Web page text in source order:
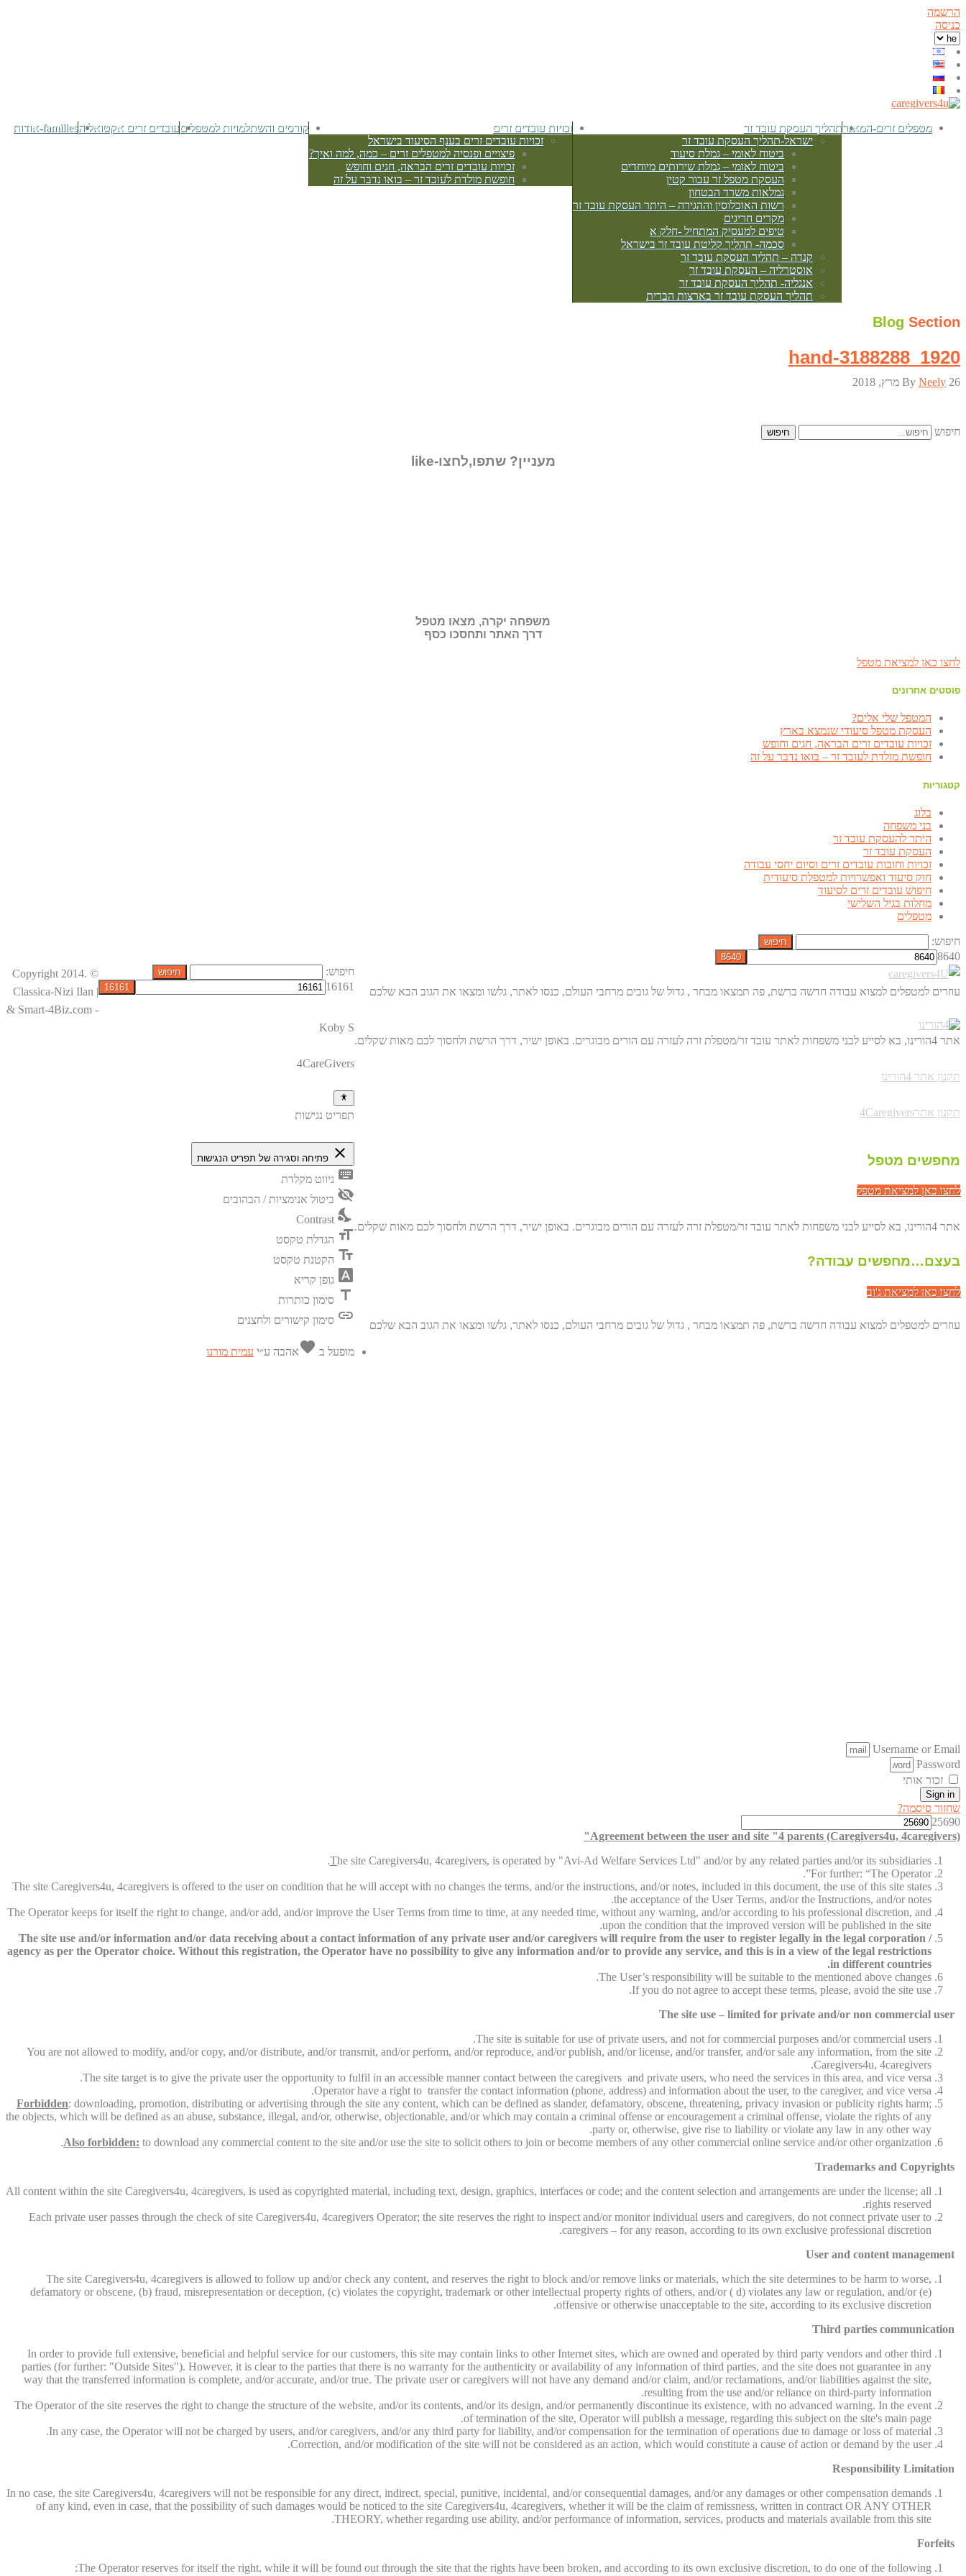
הרשמה
כניסה
מטפלים זרים-המאגרתהליך העסקת עובד זר
ישראל-תהליך העסקת עובד זר
ביטוח לאומי – גמלת סיעוד
ביטוח לאומי – גמלת שירותים מיוחדים
העסקת מטפל זר עבור קטין
גמלאות משרד הבטחון
רשות האוכלוסין וההגירה – היתר העסקת עובד זר
מקרים חריגים
טיפים למעסיק המתחיל -חלק א
סכמה- תהליך קליטת עובד זר בישראל
קנדה – תהליך העסקת עובד זר
אוסטרליה – העסקת עובד זר
אנגליה- תהליך העסקת עובד זר
תהליך העסקת עובד זר בארצות הברית
זכויות עובדים זרים
זכויות עובדים זרים בענף הסיעוד בישראל
פיצויים ופנסיה למטפלים זרים – כמה, למה ואיך?
זכויות עובדים זרים הבראה, חגים וחופש
חופשת מולדת לעובד זר – בואו נדבר על זה
קורסים והשתלמויות למטפליםעובדים זרים אקטואליהfamilies-אודות
Blog Section
hand-3188288_1920
By Neely 26 מרץ, 2018
חיפוש חיפוש
מעניין? שתפו,לחצו-like
משפחה יקרה, מצאו מטפל
דרך האתר ותחסכו כסף
לחצו כאן למציאת מטפל
פוסטים אחרונים
המטפל שלי אלים?
העסקת מטפל סיעודי שנמצא בארץ
זכויות עובדים זרים הבראה, חגים וחופש
חופשת מולדת לעובד זר – בואו נדבר על זה
קטגוריות
בלוג
בני משפחה
היתר להעסקת עובד זר
העסקת עובד זר
זכויות וחובות עובדים זרים וסיום יחסי עבודה
חוק סיעוד ואפשרויות למטפלת סיעודית
חיפוש עובדים זרים לסיעוד
מחלות בגיל השלישי
מטפלים
חיפוש:
8640
עוזרים למטפלים למצוא עבודה חדשה ברשת, פה תמצאו מבחר , גדול של גובים מרחבי העולם, כנסו לאתר, גלשו ומצאו את הגוב הבא שלכם
אתר 4הורינו, בא לסייע לבני משפחות לאתר עובד זר/מטפלת זרה לעזרה עם הורים מבוגרים. באופן ישיר, דרך הרשת ולחסוך לכם מאות שקלים.
תקנון אתר 4הורינו
תקנון אתר4Caregivers
חיפוש:
16161
מחפשים מטפל
לחצו כאן למציאת מטפל
אתר 4הורינו, בא לסייע לבני משפחות לאתר עובד זר/מטפלת זרה לעזרה עם הורים מבוגרים. באופן ישיר, דרך הרשת ולחסוך לכם מאות שקלים.
בעצם…מחפשים עבודה?
לחצו כאן למציאת ג'וב
עוזרים למטפלים למצוא עבודה חדשה ברשת, פה תמצאו מבחר , גדול של גובים מרחבי העולם, כנסו לאתר, גלשו ומצאו את הגוב הבא שלכם
© Copyright 2014.
Classica-Nizi Ilan |
& Smart-4Biz.com -
Koby S
4CareGivers
תפריט נגישות
close פתיחה וסגירה של תפריט הנגישות
keyboard ניווט מקלדת
visibility_off ביטול אנימציות / הבהובים
nights_stay
Contrast
format_size הגדלת טקסט
text_fields הקטנת טקסט
font_download גופן קריא
title סימון כותרות
link סימון קישורים ולחצנים
מופעל ב favoriteאהבה ע״י עמית מורנו
Username or Email
Password
זכור אותי
Sign in
שחזור סיסמה?
25690
Agreement between the user and site "4 parents (Caregivers4u, 4caregivers)"
The site Caregivers4u, 4caregivers, is operated by "Avi-Ad Welfare Services Ltd" and/or by any related parties and/or its subsidiaries.
For further: “The Operator”.
The site Caregivers4u, 4caregivers is offered to the user on condition that he will accept with no changes the terms, and/or the instructions, and/or notes, included in this document, the use of this site states
the acceptance of the User Terms, and/or the Instructions, and/or notes.
The Operator keeps for itself the right to change, and/or add, and/or improve the User Terms from time to time, at any needed time, without any warning, and/or according to his professional discretion, and
upon the condition that the improved version will be published in the site.
The site use and/or information and/or data receiving about a contact information of any private user and/or caregivers will require from the user to register legally in the legal corporation /
agency as per the Operator choice. Without this registration, the Operator have no possibility to give any information and/or to provide any service, and this is in a view of the legal restrictions
in different countries.
The User’s responsibility will be suitable to the mentioned above changes.
If you do not agree to accept these terms, please, avoid the site use.
The site use – limited for private and/or non commercial user
The site is suitable for use of private users, and not for commercial purposes and/or commercial users.
You are not allowed to modify, and/or copy, and/or distribute, and/or transmit, and/or perform, and/or reproduce, and/or publish, and/or license, and/or transfer, and/or sale any information, from the site
Caregivers4u, 4caregivers.
The site target is to give the private user the opportunity to fulfil in an accessible manner contact between the caregivers and private users, who need the services in this area, and vice versa.
Operator have a right to transfer the contact information (phone, address) and information about the user, to the caregiver, and vice versa.
Forbidden: downloading, promotion, distributing or advertising through the site any content, which can be defined as slander, defamatory, obscene, threatening, privacy invasion or publicity rights harm;
the objects, which will be defined as an abuse, substance, illegal, and/or, otherwise, objectionable, and/or which may contain a criminal offense or encouragement a criminal offense, violate the rights of any
party or, otherwise, give rise to liability or violate any law in any other way.
Also forbidden: to download any commercial content to the site and/or use the site to solicit others to join or become members of any other commercial online service and/or other organization.
Trademarks and Copyrights
All content within the site Caregivers4u, 4caregivers, is used as copyrighted material, including text, design, graphics, interfaces or code; and the content selection and arrangements are under the license; all
rights reserved.
Each private user passes through the check of site Caregivers4u, 4caregivers Operator; the site reserves the right to inspect and/or monitor individual users and caregivers, do not connect private user to
caregivers – for any reason, according to its own exclusive professional discretion.
User and content management
The site Caregivers4u, 4caregivers is allowed to follow up and/or check any content, and reserves the right to block and/or remove links or materials, which the site determines to be harm to worse,
defamatory or obscene, (b) fraud, misrepresentation or deception, (c) violates the copyright, trademark or other intellectual property rights of others, and/or ( d) violates any law or regulation, and/or (e)
offensive or otherwise unacceptable to the site, according to its exclusive discretion.
Third parties communication
In order to provide full extensive, beneficial and helpful service for our customers, this site may contain links to other Internet sites, which are owned and operated by third party vendors and other third
parties (for further: "Outside Sites"). However, it is clear to the parties that there is no warranty for the authenticity or availability of any information of third parties, and the site does not guarantee in any
way that the transferred information is complete, and/or accurate, and/or true. The private user or caregivers will not have any demand and/or claim, and/or reclamations, and/or liabilities against the site,
resulting from the use and/or reliance on third-party information.
The Operator of the site reserves the right to change the structure of the website, and/or its contents, and/or its design, and/or permanently discontinue its existence, with no advanced warning. In the event
of termination of the site, Operator will publish a message, regarding this subject on the site's main page.
In any case, the Operator will not be charged by users, and/or caregivers, and/or any third party for liability, and/or compensation for the termination of operations due to damage or loss of material.
Correction, and/or modification of the site will not be considered as an action, which would constitute a cause of action or demand by the user.
Responsibility Limitation
In no case, the site Caregivers4u, 4caregivers will not be responsible for any direct, indirect, special, punitive, incidental, and/or consequential damages, and/or any damages or other compensation demands
of any kind, even in case, that the possibility of such damages would be noticed to the site Caregivers4u, 4caregivers, whether it will be the claim of remissness, written in contract OR ANY OTHER
THEORY, whether regarding use ability, and/or performance of information, services, products and materials available from this site.
Forfeits
The Operator reserves for itself the right, while it will be found out through the site that the rights have been broken, and according to its own exclusive discretion, to do one of the following: